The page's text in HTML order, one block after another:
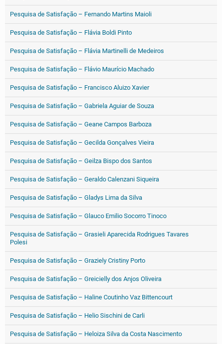
Pesquisa de Satisfação – Fernando Martins Maioli
Pesquisa de Satisfação – Flávia Boldi Pinto
Pesquisa de Satisfação – Flávia Martinelli de Medeiros
Pesquisa de Satisfação – Flávio Maurício Machado
Pesquisa de Satisfação – Francisco Aluizo Xavier
Pesquisa de Satisfação – Gabriela Aguiar de Souza
Pesquisa de Satisfação – Geane Campos Barboza
Pesquisa de Satisfação – Gecilda Gonçalves Vieira
Pesquisa de Satisfação – Geilza Bispo dos Santos
Pesquisa de Satisfação – Geraldo Calenzani Siqueira
Pesquisa de Satisfação – Gladys Lima da Silva
Pesquisa de Satisfação – Glauco Emilio Socorro Tinoco
Pesquisa de Satisfação – Grasieli Aparecida Rodrigues Tavares
Polesi
Pesquisa de Satisfação – Graziely Cristiny Porto
Pesquisa de Satisfação – Greicielly dos Anjos Oliveira
Pesquisa de Satisfação – Haline Coutinho Vaz Bittencourt
Pesquisa de Satisfação – Helio Sischini de Carli
Pesquisa de Satisfação – Heloiza Silva da Costa Nascimento